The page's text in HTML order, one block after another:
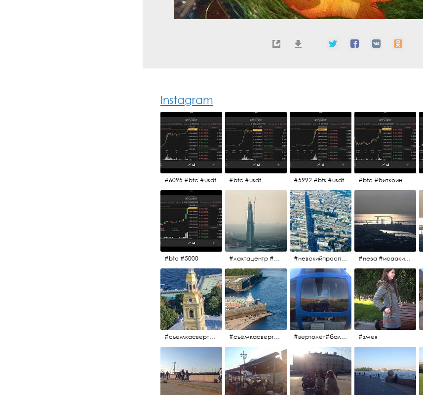
Instagram
#6095 #btc #usdt #btc #usdt #5992 #bts #usdt #btc #биткоин
#btc #5000 #лахтацентр #лахта #башнягазпром #газпром #башня #небоскрёбпитера #небоскрёб #финскийзалив #санктпетербург #невскийпроспект #центргорода #санктпетербург #осень2017 #когдапаришьнадгородом #нева #исаакий #исаакиевскийсобор #нева #васильевскийостров #адмиралтейскийрайон #финскийзалив #дворцовыймост #небонадпитером #осень2017
#съемкасвертолета #вертолёт #съёмкасвертолёта #петропавловскаякрепость #заячийостров #санктпетербург #съёмкасвертолёта #питер #петропавловскаякрепость #нева #осень2017 #вертолёт#балтийскиеавиалинии #петропавловскаякрепость #заячийостров #полётынадпитером #полётынадгородом #полёты #змея